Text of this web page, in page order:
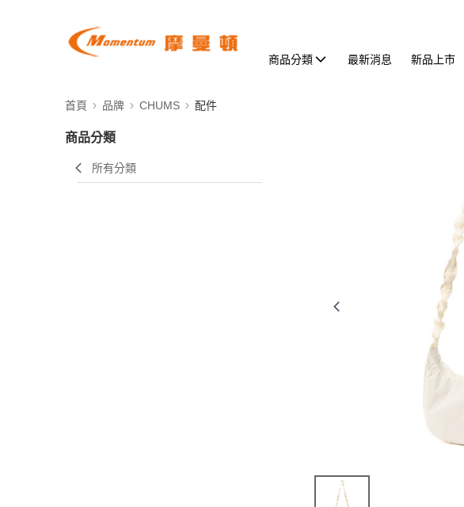
商品分類 最新消息 新品上市
首頁 品牌 CHUMS 配件
商品分類
所有分類